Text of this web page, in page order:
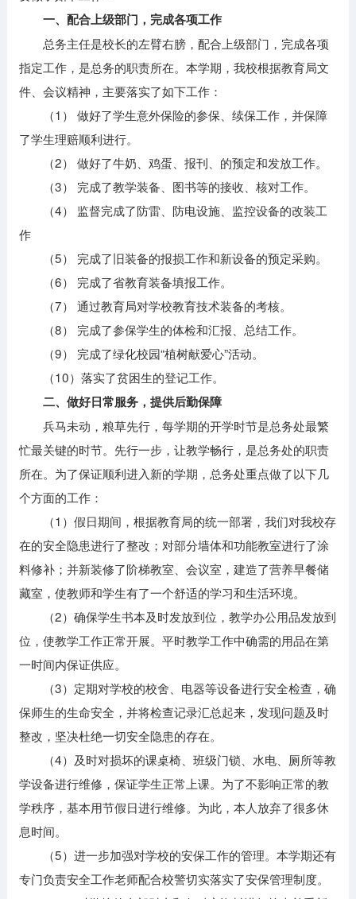
一、配合上级部门，完成各项工作
总务主任是校长的左臂右膀，配合上级部门，完成各项
指定工作，是总务的职责所在。本学期，我校根据教育局文
件、会议精神，主要落实了如下工作：
（1） 做好了学生意外保险的参保、续保工作，并保障
了学生理赔顺利进行。
（2） 做好了牛奶、鸡蛋、报刊、的预定和发放工作。
（3） 完成了教学装备、图书等的接收、核对工作。
（4） 监督完成了防雷、防电设施、监控设备的改装工
作
（5） 完成了旧装备的报损工作和新设备的预定采购。
（6） 完成了省教育装备填报工作。
（7） 通过教育局对学校教育技术装备的考核。
（8） 完成了参保学生的体检和汇报、总结工作。
（9） 完成了绿化校园“植树献爱心”活动。
（10）落实了贫困生的登记工作。
二、做好日常服务，提供后勤保障
兵马未动，粮草先行，每学期的开学时节是总务处最繁
忙最关键的时节。先行一步，让教学畅行，是总务处的职责
所在。为了保证顺利进入新的学期，总务处重点做了以下几
个方面的工作：
（1）假日期间，根据教育局的统一部署，我们对我校存
在的安全隐患进行了整改；对部分墙体和功能教室进行了涂
料修补；并新装修了阶梯教室、会议室，建造了营养早餐储
藏室，使教师和学生有了一个舒适的学习和生活环境。
（2）确保学生书本及时发放到位，教学办公用品发放到
位，使教学工作正常开展。平时教学工作中确需的用品在第
一时间内保证供应。
（3）定期对学校的校舍、电器等设备进行安全检查，确
保师生的生命安全，并将检查记录汇总起来，发现问题及时
整改，坚决杜绝一切安全隐患的存在。
（4）及时对损坏的课桌椅、班级门锁、水电、厕所等教
学设备进行维修，保证学生正常上课。为了不影响正常的教
学秩序，基本用节假日进行维修。为此，本人放弃了很多休
息时间。
（5）进一步加强对学校的安保工作的管理。本学期还有
专门负责安全工作老师配合校警切实落实了安保管理制度。